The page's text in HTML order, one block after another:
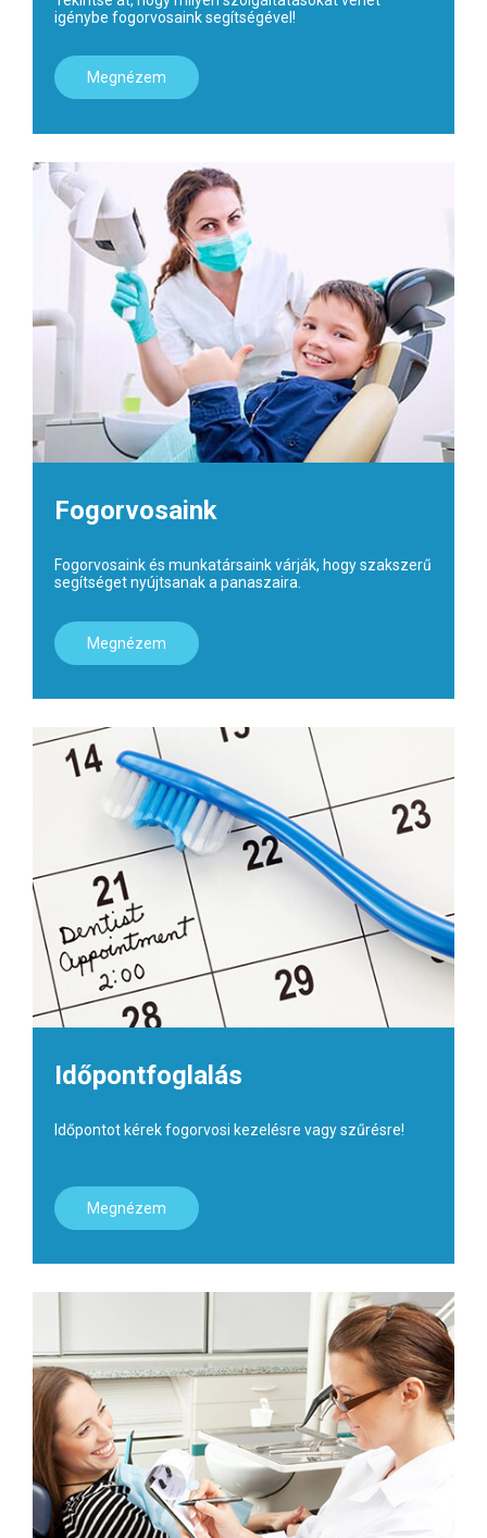
igénybe fogorvosaink segítségével!
Megnézem
Fogorvosaink
Fogorvosaink és munkatársaink várják, hogy szakszerű
segítséget nyújtsanak a panaszaira.
Megnézem
Időpontfoglalás
Időpontot kérek fogorvosi kezelésre vagy szűrésre!
Megnézem